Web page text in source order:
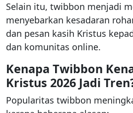
Selain itu, twibbon menjadi
menyebarkan kesadaran
dan pesan kasih Kristus
dan komunitas online.
Kenapa Twibbon
Kristus 2026 Jadi
Popularitas twibbon